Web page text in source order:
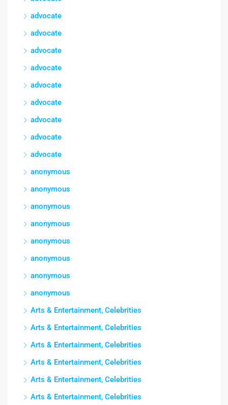
advocate
advocate
advocate
advocate
advocate
advocate
advocate
advocate
advocate
anonymous
anonymous
anonymous
anonymous
anonymous
anonymous
anonymous
anonymous
Arts & Entertainment, Celebrities
Arts & Entertainment, Celebrities
Arts & Entertainment, Celebrities
Arts & Entertainment, Celebrities
Arts & Entertainment, Celebrities
Arts & Entertainment, Celebrities